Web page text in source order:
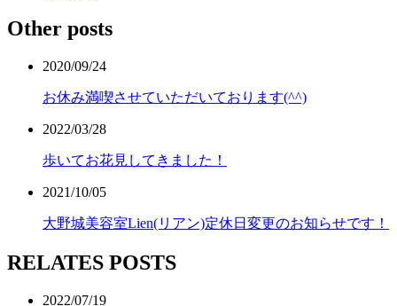
Other posts
2020/09/24
お休み満喫させていただいております(^^)
2022/03/28
歩いてお花見してきました！
2021/10/05
大野城美容室Lien(リアン)定休日変更のお知らせです！
RELATES POSTS
2022/07/19